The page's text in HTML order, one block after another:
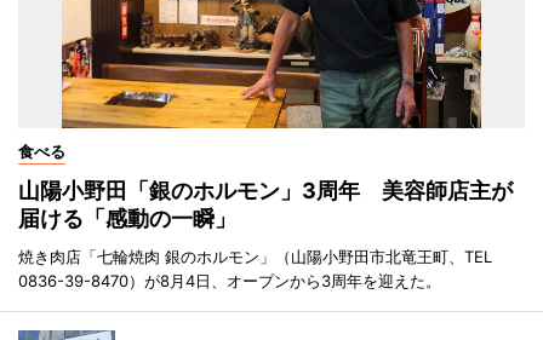
食べる
山陽小野田「銀のホルモン」3周年 美容師店主が
届ける「感動の一瞬」
焼き肉店「七輪焼肉 銀のホルモン」（山陽小野田市北竜王町、TEL
0836-39-8470）が8月4日、オープンから3周年を迎えた。